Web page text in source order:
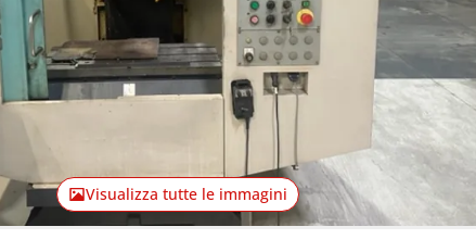
Visualizza tutte le immagini